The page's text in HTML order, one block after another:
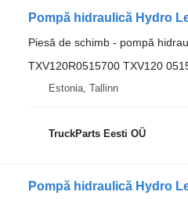
Piesă de schimb - pompă
TXV120R0515700 TXV120
Estonia, Tallinn
TruckParts Eesti OÜ